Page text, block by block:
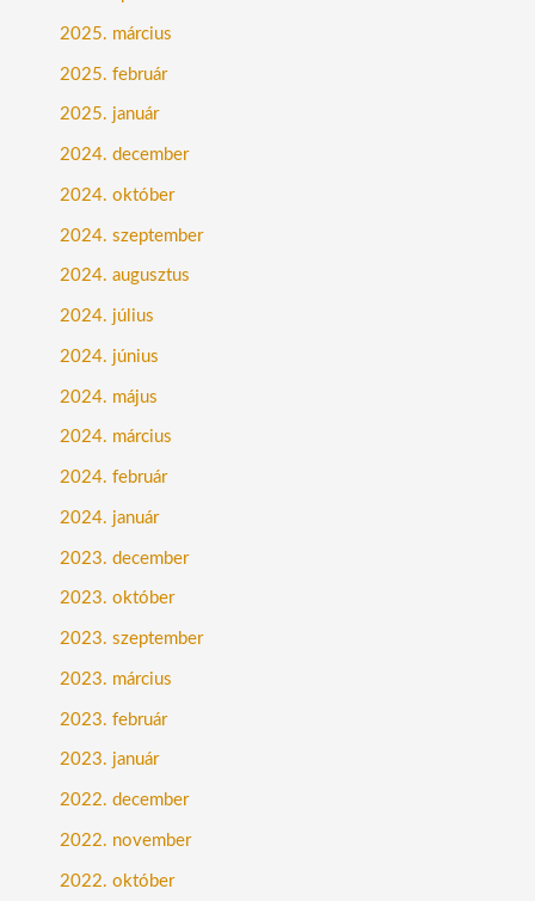
2025. március
2025. február
2025. január
2024. december
2024. október
2024. szeptember
2024. augusztus
2024. július
2024. június
2024. május
2024. március
2024. február
2024. január
2023. december
2023. október
2023. szeptember
2023. március
2023. február
2023. január
2022. december
2022. november
2022. október